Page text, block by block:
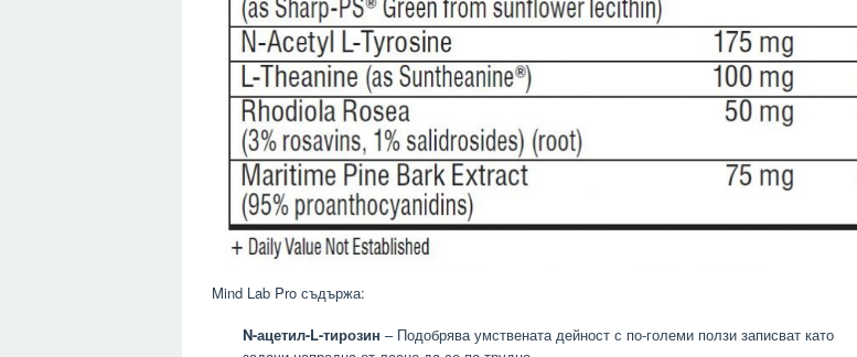
Mind Lab Pro съдържа:
N-ацетил-L-тирозин – Подобрява умствената дейност с по-големи ползи записват като